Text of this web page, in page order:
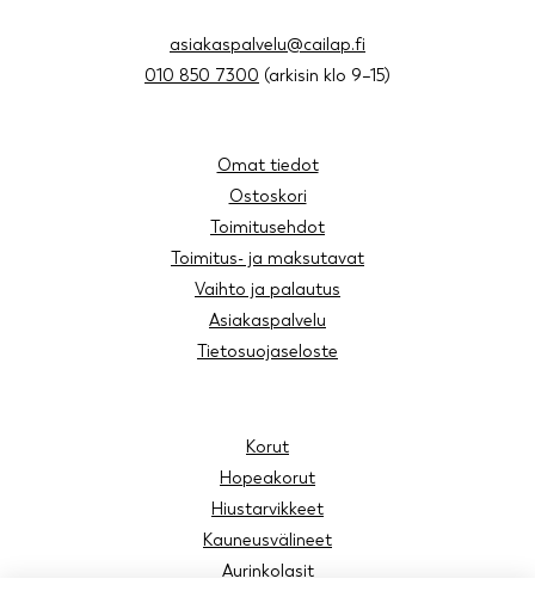
asiakaspalvelu@cailap.fi
010 850 7300 (arkisin klo 9–15)
Omat tiedot
Ostoskori
Toimitusehdot
Toimitus- ja maksutavat
Vaihto ja palautus
Asiakaspalvelu
Tietosuojaseloste
Korut
Hopeakorut
Hiustarvikkeet
Kauneusvälineet
Aurinkolasit